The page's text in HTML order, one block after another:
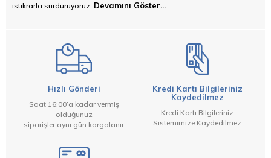
istikrarla sürdürüyoruz. Devamını Göster...
Hızlı Gönderi
Saat 16:00’a kadar vermiş
olduğunuz
siparişler aynı gün kargolanır
Kredi Kartı Bilgileriniz
Kaydedilmez
Kredi Kartı Bilgileriniz
Sistemimize Kaydedilmez